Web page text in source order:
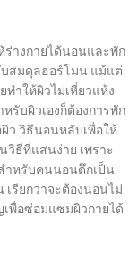
ร่างกายได้นอนและพัก
บสมดุลฮอร์โมน แม้แต่
ำให้ผิวไม่เหี่ยวแห้ง
รับผิวเองก็ต้องการพัก
ว วิธีนอนหลับเพื่อให้
วิธีที่แสนง่าย เพราะ
ำหรับคนนอนดึกเป็น
รียกว่าจะต้องนอนไม่
พื่อซ่อมแซมผิวกายได้